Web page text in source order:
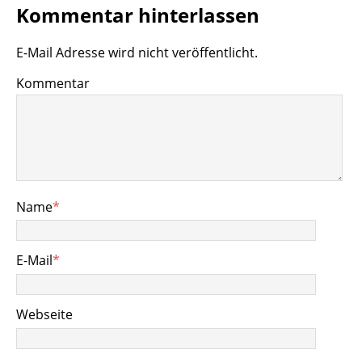
Kommentar hinterlassen
E-Mail Adresse wird nicht veröffentlicht.
Kommentar
Name*
E-Mail*
Webseite